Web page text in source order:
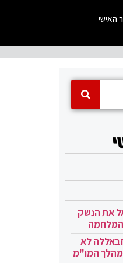
האישי
את הנשק
המלחמה
לא
המו"מ